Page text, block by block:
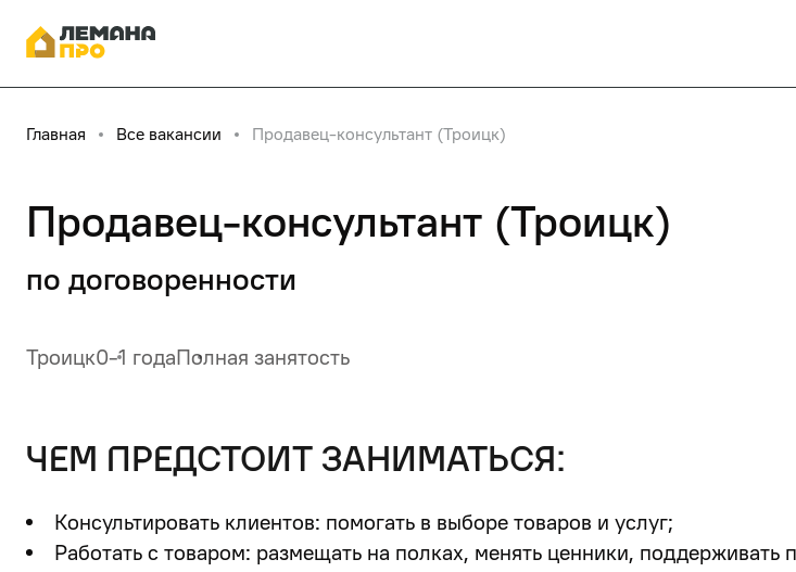
Главная Все вакансии Продавец-консультант (Троицк)
Продавец-консультант (Троицк)
по договоренности
Троицк0-1 годаПолная занятость
чем предстоит заниматься:
Консультировать клиентов: помогать в выборе товаров и услуг;
Работать с товаром: размещать на полках, менять ценники, поддерживать